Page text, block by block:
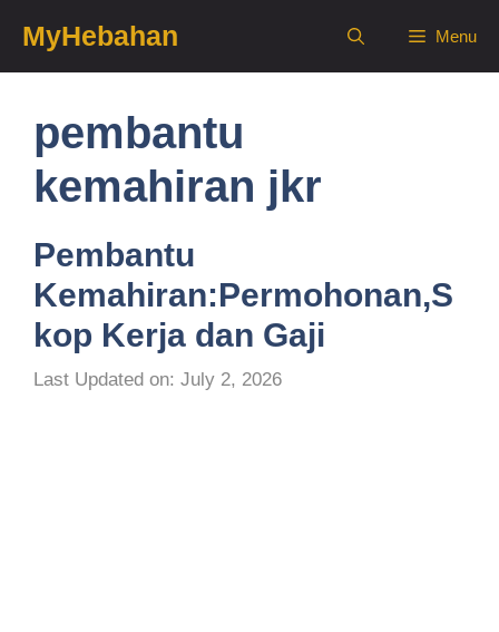
content
MyHebahan Menu
pembantu
kemahiran jkr
Pembantu
Kemahiran:Permohonan,S
kop Kerja dan Gaji
Last Updated on: July 2, 2026